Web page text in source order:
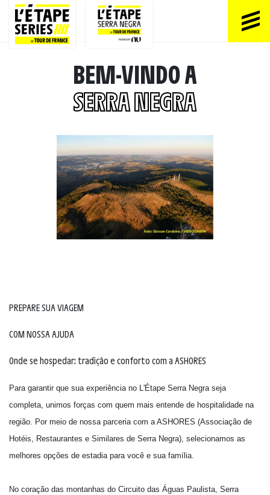
BEM-VINDO A
SERRA NEGRA
PREPARE SUA VIAGEM
COM NOSSA AJUDA
Onde se hospedar: tradição e conforto com a ASHORES
Para garantir que sua experiência no L'Étape Serra Negra seja
completa, unimos forças com quem mais entende de hospitalidade na
região. Por meio de nossa parceria com a ASHORES (Associação de
Hotéis, Restaurantes e Similares de Serra Negra), selecionamos as
melhores opções de estadia para você e sua família.
No coração das montanhas do Circuito das Águas Paulista, Serra